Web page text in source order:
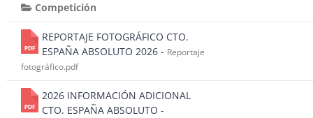
Competición
REPORTAJE FOTOGRÁFICO CTO.
ESPAÑA ABSOLUTO 2026 - Reportaje
fotográfico.pdf
2026 INFORMACIÓN ADICIONAL
CTO. ESPAÑA ABSOLUTO -